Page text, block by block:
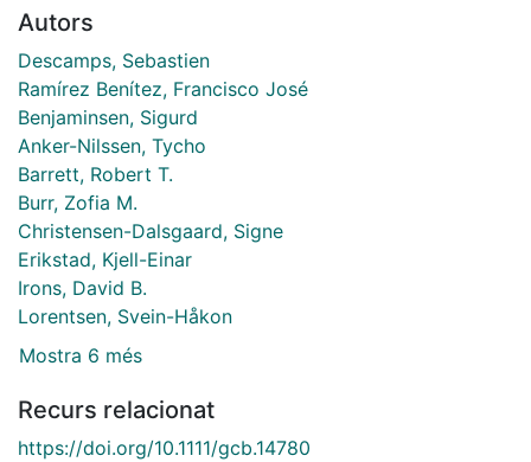
Autors
Descamps, Sebastien
Ramírez Benítez, Francisco José
Benjaminsen, Sigurd
Anker-Nilssen, Tycho
Barrett, Robert T.
Burr, Zofia M.
Christensen-Dalsgaard, Signe
Erikstad, Kjell-Einar
Irons, David B.
Lorentsen, Svein-Håkon
Mostra 6 més
Recurs relacionat
https://doi.org/10.1111/gcb.14780